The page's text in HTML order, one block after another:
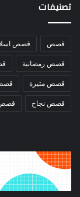
تصنيفات
قصص قصص
قصص رمضانية
قصص مثيرة
قصص نجاح قصص